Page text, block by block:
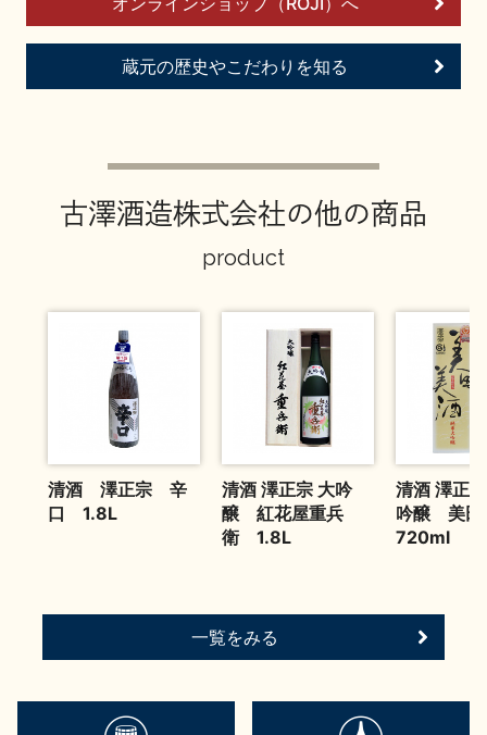
蔵元の歴史やこだわりを知る
古澤酒造株式会社の他の商品
product
清酒 澤正宗 辛
口 1.8L
清酒 澤正宗 大吟
醸 紅花屋重兵
衛 1.8L
清酒 澤正
吟醸 美
720ml
一覧をみる